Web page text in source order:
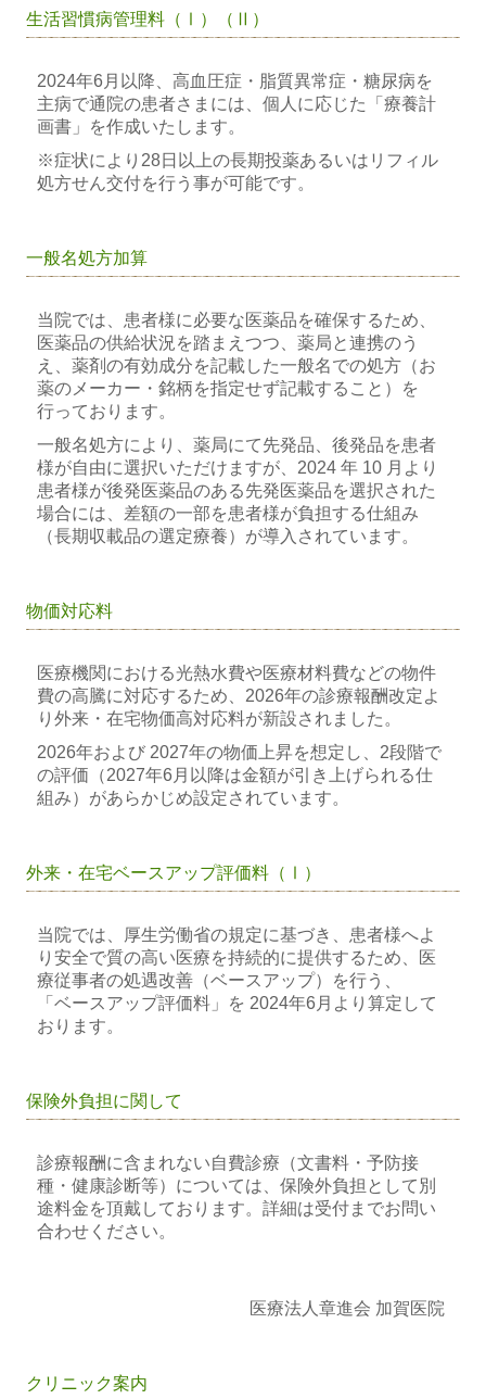
クリニック案内
生活習慣病管理料（Ⅰ）（Ⅱ）
2024年6月以降、高血圧症・脂質異常症・糖尿病を
主病で通院の患者さまには、個人に応じた「療養計
画書」を作成いたします。
※症状により28日以上の長期投薬あるいはリフィル
処方せん交付を行う事が可能です。
一般名処方加算
当院では、患者様に必要な医薬品を確保するため、
医薬品の供給状況を踏まえつつ、薬局と連携のう
え、薬剤の有効成分を記載した一般名での処方（お
薬のメーカー・銘柄を指定せず記載すること）を
行っております。
一般名処方により、薬局にて先発品、後発品を患者
様が自由に選択いただけますが、 2024 年 10 月より
患者様が後発医薬品のある先発医薬品を選択された
場合には、差額の一部を患者様が負担する仕組み
（長期収載品の選定療養）が導入されています。
物価対応料
医療機関における光熱水費や医療材料費などの物件
費の高騰に対応するため、 2026年の診療報酬改定よ
り外来・在宅物価高対応料が新設されました。
2026年および 2027年の物価上昇を想定し、2段階で
の評価（2027年6月以降は金額が引き上げられる仕
組み）があらかじめ設定されています。
外来・在宅ベースアップ評価料（Ⅰ）
当院では、厚生労働省の規定に基づき、患者様へよ
り安全で質の高い医療を持続的に提供するため、医
療従事者の処遇改善（ベースアップ）を行う、
「ベースアップ評価料」を 2024年6月より算定して
おります。
保険外負担に関して
診療報酬に含まれない自費診療（文書料・予防接
種・健康診断等）については、保険外負担として別
途料金を頂戴しております。詳細は受付までお問い
合わせください。
医療法人章進会 加賀医院